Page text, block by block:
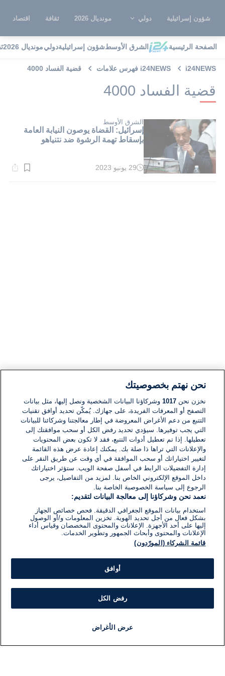
شؤون إسرائيلية دولي مونديال 2026 ثقافة اقتصاد
الصفحة الرئيسية الشرق الأوسطشؤون إسرائيليةدوليمونديال 2026
i24NEWS i24NEWS فهرس علامات قضية الفساد 4000
قضية الفساد 4000
الشرق الأوسط
إسرائيل: القضاة يوصون النيابة العامة
بإسقاط تهمة الرشوة ضد نتنياهو
وقت
29 يونيو 2023
نحن نهتم بخصوصيتك
نخزن نحن1017 وشركاؤنا البيانات الشخصية ونصل إليها، مثل بيانات
التصفح أو المعرفات الفريدة، على جهازك. يُمكّن تحديد أوافق تقنيات
التتبع من دعم الأغراض المعروضة في إطار معالجتنا وشركائنا للبيانات
التي يجب توفيرها. سيؤدي تحديد رفض الكل أو سحب موافقتك إلى
تعطيلها. إذا تم تعطيل أدوات التتبع، فقد لا تكون بعض المحتويات
والإعلانات التي تراها ذا صلة بك. يمكنك إعادة عرض هذه القائمة
لتغيير اختياراتك أو سحب الموافقة في أي وقت عن طريق النقر على
إدارة التفضيلات الرابط في أسفل صفحة الويب. ستؤثر اختياراتك
داخل الموقع الإلكتروني الخاص بنا. لمزيد من التفاصيل، يرجى
الرجوع إلى سياسة الخصوصية الخاصة بنا.
نعمد نحن وشركاؤنا إلى معالجة البيانات لتقديم:
استخدام بيانات الموقع الجغرافي الدقيقة. فحص خصائص الجهاز
بشكل فعال من أجل تحديد الهوية. تخزين المعلومات و/أو الوصول
إليها على أحد الأجهزة. الإعلانات والمحتوى المخصصان وقياس أداء
الإعلانات والمحتوى وأبحاث الجمهور وتطوير الخدمات.
قائمة الشركاء (المورّدون)
أوافق
رفض الكل
عرض الأغراض